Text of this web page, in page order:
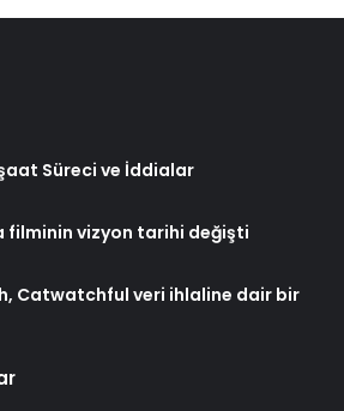
Süreci ve İddialar
filminin vizyon tarihi değişti
Catwatchful veri ihlaline dair bir